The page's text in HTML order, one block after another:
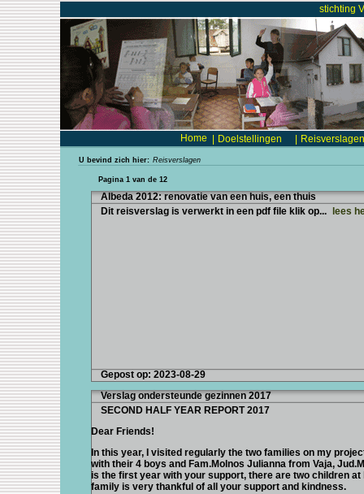
stichting
Home Doelstellingen Reisverslagen
U bevind zich hier: Reisverslagen
Pagina 1 van de 12
Albeda 2012: renovatie van een huis, een thuis
Dit reisverslag is verwerkt in een pdf file klik op...
lees
Gepost op: 2023-08-29
Verslag ondersteunde gezinnen 2017
SECOND HALF YEAR REPORT 2017
Dear Friends!
In this year, I visited regularly the two families on my
with their 4 boys and Fam.Molnos Julianna from Vaja,
is the first year with your support, there are two children at
family is very thankful of all your support and kindness.